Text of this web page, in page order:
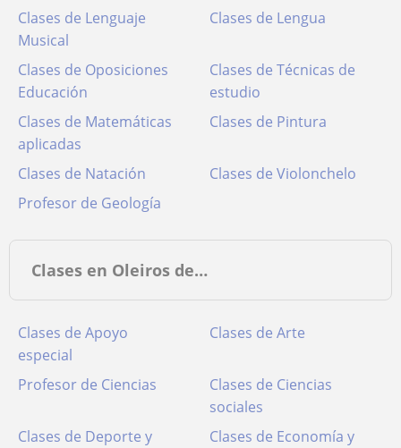
Clases de Lenguaje
Musical
Clases de Lengua
Clases de Oposiciones
Educación
Clases de Técnicas de
estudio
Clases de Matemáticas
aplicadas
Clases de Pintura
Clases de Natación
Clases de Violonchelo
Profesor de Geología
Clases en Oleiros de…
Clases de Apoyo
especial
Clases de Arte
Profesor de Ciencias
Clases de Ciencias
sociales
Clases de Deporte y
Clases de Economía y